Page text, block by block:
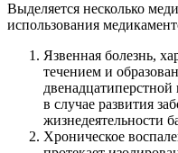
Выделяется несколько
использования
Язвенная болезнь,
течением и
в случае развития
жизнедеятельности
Хроническое